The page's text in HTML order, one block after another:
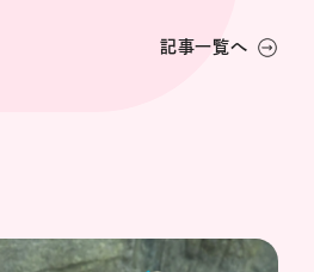
記事一覧へ